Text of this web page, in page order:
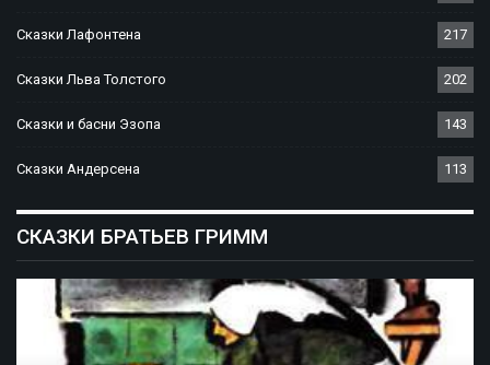
Сказки Лафонтена 217
Сказки Льва Толстого 202
Сказки и басни Эзопа 143
Сказки Андерсена 113
СКАЗКИ БРАТЬЕВ ГРИММ